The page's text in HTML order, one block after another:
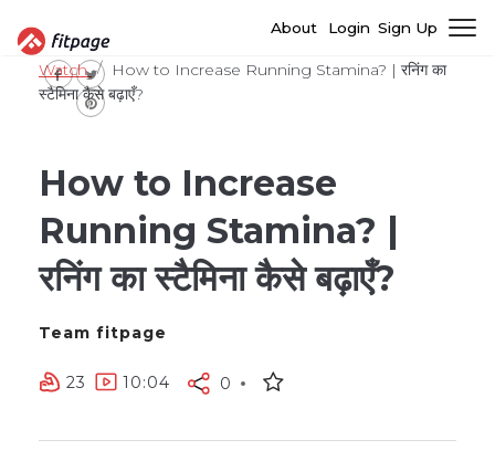
About Login Sign Up
Watch
How to Increase Running Stamina? | रनिंग का
स्टैमिना कैसे बढ़ाएँ?
How to Increase
Running Stamina? |
रनिंग का स्टैमिना कैसे बढ़ाएँ?
Team fitpage
23 10:04 0